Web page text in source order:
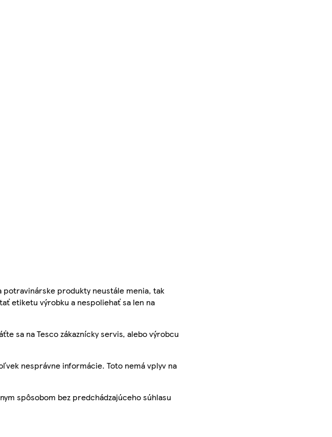
produkty neustále menia, tak
etiketu výrobku a nespoliehať sa len na
sa na Tesco zákaznícky servis, alebo výrobcu
nesprávne informácie. Toto nemá vplyv na
spôsobom bez predchádzajúceho súhlasu